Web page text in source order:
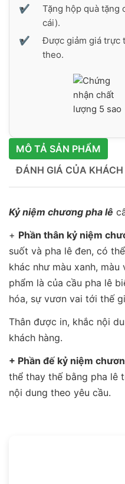
Tặng hộp quà tặng
cái).
Được giảm giá trực
theo.
MÔ TẢ SẢN PHẨM
ĐÁNH GIÁ CỦA
Kỷ niệm chương pha lê
+ Phần thân kỷ niệm
suốt và pha lê đen, có
khác như màu xanh, màu
phẩm là của cầu pha lê
hóa, sự vươn vai tới thế
Thân được in, khắc nội
khách hàng.
+ Phần đế kỷ niệm
thể thay thế bằng pha lê
nội dung theo yêu cầu.